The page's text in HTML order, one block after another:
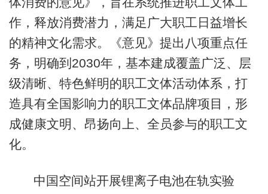
作，释放消费潜力，满足广大职工日益增长
的精神文化需求。《意见》提出八项重点任
务，明确到2030年，基本建成覆盖广泛、层
级清晰、特色鲜明的职工文体活动体系，打
造具有全国影响力的职工文体品牌项目，形
成健康文明、昂扬向上、全员参与的职工文
化。
中国空间站开展锂离子电池在轨实验